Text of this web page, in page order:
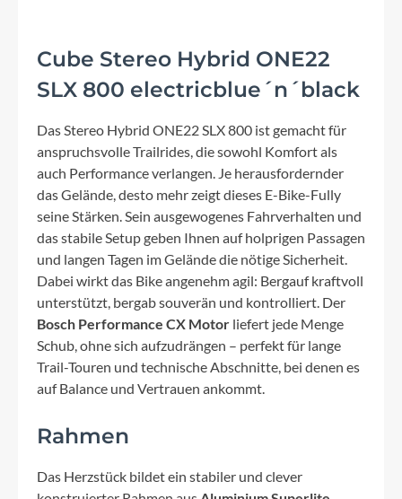
Cube Stereo Hybrid ONE22
SLX 800 electricblue´n´black
Das Stereo Hybrid ONE22 SLX 800 ist gemacht für
anspruchsvolle Trailrides, die sowohl Komfort als
auch Performance verlangen. Je herausfordernder
das Gelände, desto mehr zeigt dieses E-Bike-Fully
seine Stärken. Sein ausgewogenes Fahrverhalten und
das stabile Setup geben Ihnen auf holprigen Passagen
und langen Tagen im Gelände die nötige Sicherheit.
Dabei wirkt das Bike angenehm agil: Bergauf kraftvoll
unterstützt, bergab souverän und kontrolliert. Der
Bosch Performance CX Motor liefert jede Menge
Schub, ohne sich aufzudrängen – perfekt für lange
Trail-Touren und technische Abschnitte, bei denen es
auf Balance und Vertrauen ankommt.
Rahmen
Das Herzstück bildet ein stabiler und clever